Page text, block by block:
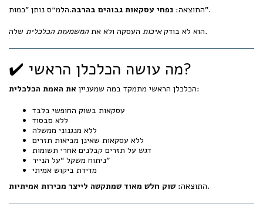
התוצאה: נפחי עסקאות גבוהים בהרבה
.הלמ״ס נותן "כמות".
הוא לא בודקאיכות העסקה ולא אתהמשמעות הכלכלית שלה.
✔️ מה עושה הכלכלן הראשי?
הכלכלן הראשי מתמקד במה שמעניין את האמת הכלכלית
:
עסקאות בשוק החופשי בלבד
ללא סבסוד
ללא מנגנוני ממשלה
ללא עסקאות שאינן מביאות תזרים
דגש על תזרים קבלנים אחרי תשומות
ניתוח משקל “על הנייר”
מדידת ביקוש אמיתי
התוצאה: שוק חלש מאוד שמתקשה לייצר מכירות אמיתיות .